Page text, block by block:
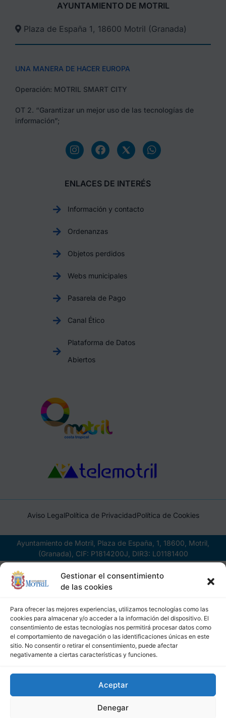
Gestionar el consentimiento
de las cookies
Para ofrecer las mejores experiencias, utilizamos tecnologías como las
cookies para almacenar y/o acceder a la información del dispositivo. El
consentimiento de estas tecnologías nos permitirá procesar datos como
el comportamiento de navegación o las identificaciones únicas en este
sitio. No consentir o retirar el consentimiento, puede afectar
negativamente a ciertas características y funciones.
Aceptar
Denegar
AYUNTAMIENTO DE MOTRIL
Plaza de España 1, 18600 Motril (Granada)​
UNA MANERA DE HACER EUROPA
Operación: MOTRIL SMART CITY
OT 2. “Garantizar un mejor uso de las tecnologías de
información”;
ENLACES DE INTERÉS
Información y contacto
Ordenanzas
Objetos perdidos
Webs municipales
Pasarela de Pago
Canal Ético
Plataforma de Datos
Abiertos
Aviso LegalPolítica de PrivacidadPolítica de Cookies
Ayuntamiento de Motril, Plaza de España, 1, 18600, Motril,
(Granada), CIF: P1814200J, DIR3: L01181400